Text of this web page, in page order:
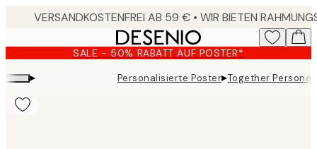
content.
SALE - 50% RABATT AUF POSTER*
▸ Personalisierte Poster▸Together Personal